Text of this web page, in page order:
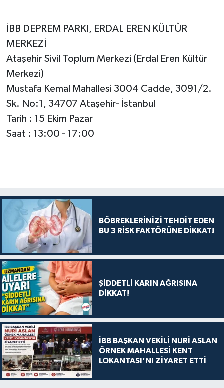
İBB DEPREM PARKI, ERDAL EREN KÜLTÜR
MERKEZİ
Ataşehir Sivil Toplum Merkezi (Erdal Eren Kültür
Merkezi)
Mustafa Kemal Mahallesi 3004 Cadde, 3091/2.
Sk. No:1, 34707 Ataşehir- İstanbul
Tarih : 15 Ekim Pazar
Saat : 13:00 - 17:00
BÖBREKLERİNİZİ TEHDİT EDEN
BU 3 RİSK FAKTÖRÜNE DİKKAT!
ŞİDDETLİ KARIN AĞRISINA
DİKKAT!
İBB BAŞKAN VEKİLİ NURİ ASLAN
ÖRNEK MAHALLESİ KENT
LOKANTASI'NI ZİYARET ETTİ